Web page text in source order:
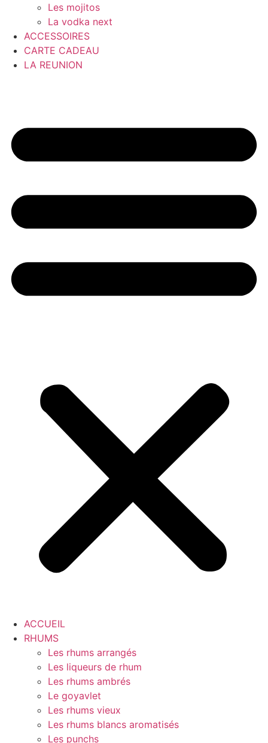
Les mojitos
La vodka next
ACCESSOIRES
CARTE CADEAU
LA REUNION
ACCUEIL
RHUMS
Les rhums arrangés
Les liqueurs de rhum
Les rhums ambrés
Le goyavlet
Les rhums vieux
Les rhums blancs aromatisés
Les punchs